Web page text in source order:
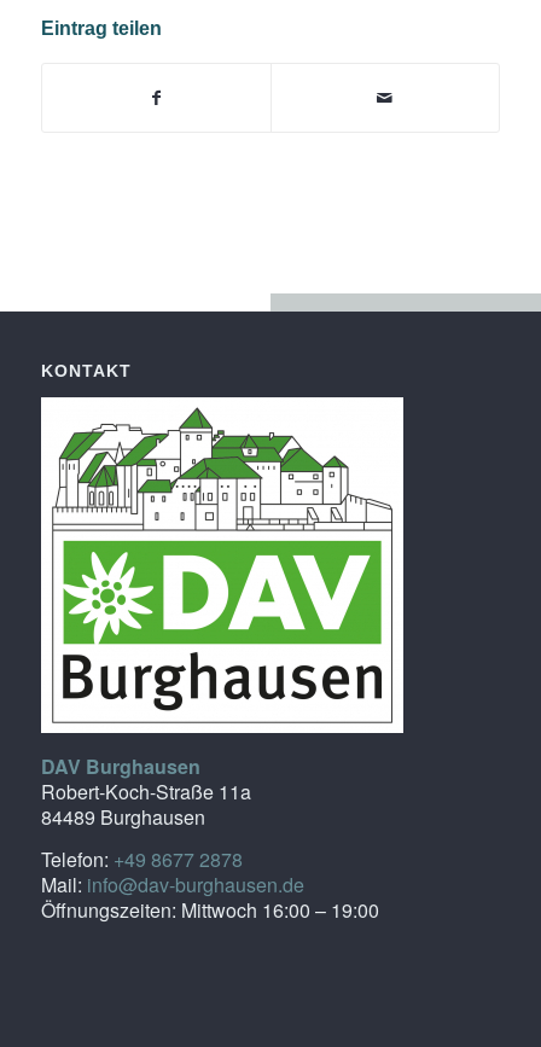
Eintrag teilen
KONTAKT
DAV Burghausen
Robert-Koch-Straße 11a
84489 Burghausen
Telefon: +49 8677 2878
Mail: info@dav-burghausen.de
Öffnungszeiten: Mittwoch 16:00 – 19:00